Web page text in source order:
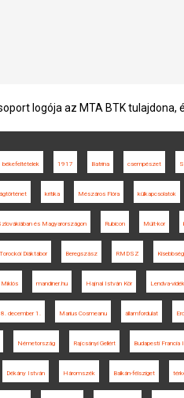
logója az MTA BTK
békefeltételek 1917 Batrina csempészet
kritika Mészáros Flóra külkapcsolatok
és Magyarországon Rubicon Múlt-kor
Diáktábor Beregszász RMDSZ
Miklós mandiner.hu Hajnal István Kör Lendva-vidék
december 1. Marius Cosmeanu államfordulat
Németország Rajcsányi Gellért Budapesti Francia
Dékány István Háromszék Balkán-félsziget